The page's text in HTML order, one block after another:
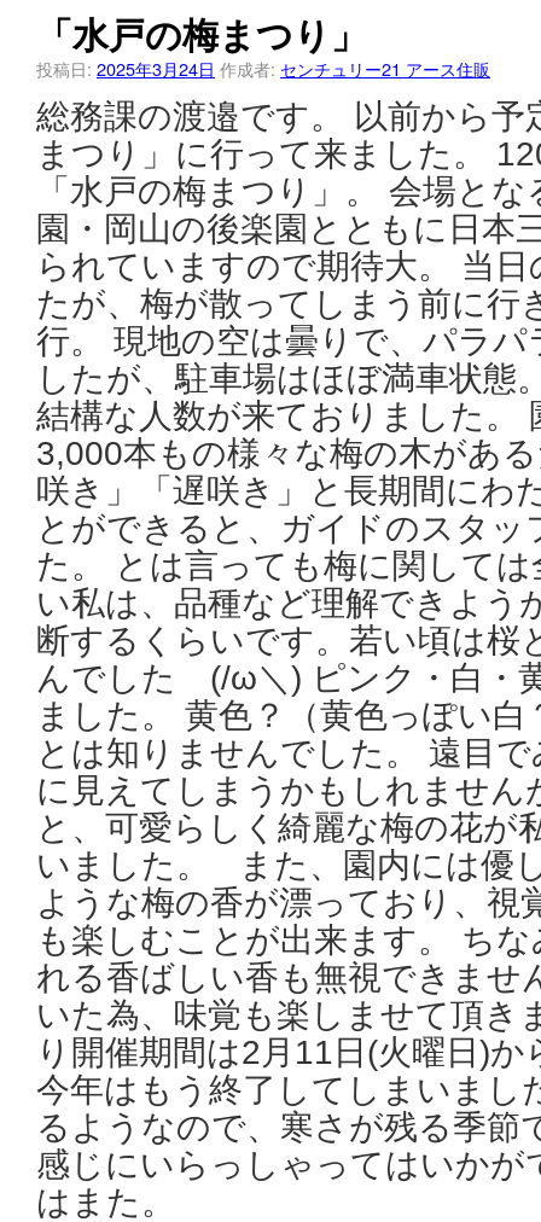
「水戸の梅まつり」
投稿日: 2025年3月24日 作成者: センチュリー21 アース住販
総務課の渡邉です。 以前から
まつり」に行って来ました。
「水戸の梅まつり」。 会場と
園・岡山の後楽園とともに日本
られていますので期待大。 当
たが、梅が散ってしまう前に行
行。 現地の空は曇りで、パラ
したが、駐車場はほぼ満車状態
結構な人数が来ておりました。
3,000本もの様々な梅の木があ
咲き」「遅咲き」と長期間にわ
とができると、ガイドのスタ
た。 とは言っても梅に関して
い私は、品種など理解できよう
断するくらいです。若い頃は桜
んでした (/ω＼) ピンク・白・
ました。 黄色？（黄色っぽい
とは知りませんでした。 遠目
に見えてしまうかもしれません
と、可愛らしく綺麗な梅の花が
いました。 また、園内には優
ような梅の香が漂っており、視
も楽しむことが出来ます。 ち
れる香ばしい香も無視できませ
いた為、味覚も楽しませて頂き
り開催期間は2月11日(火曜日)
今年はもう終了してしまいまし
るようなので、寒さが残る季節
感じにいらっしゃってはいか
はまた。